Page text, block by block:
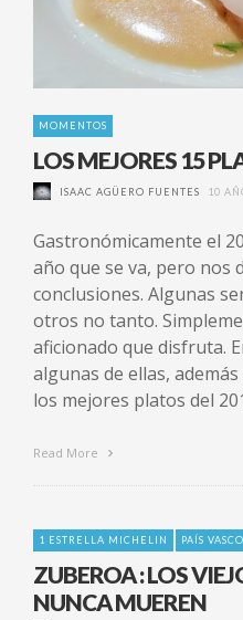
MOMENTOS
LOS MEJORES 15
ISAAC AGÜERO FUENTES 10
Gastronómicamente el
año que se va, pero nos
conclusiones. Algunas
otros no tanto.
aficionado que disfruta.
algunas de ellas,
los mejores platos del
Read More
1 ESTRELLA MICHELIN PAÍS VASCO
ZUBEROA : LOS
NUNCA MUEREN